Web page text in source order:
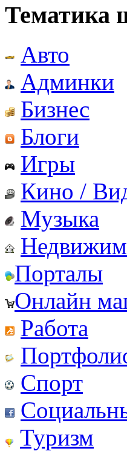
Тематика
Авто
Админки
Бизнес
Блоги
Игры
Кино /
Музыка
Порталы
Онлайн
Работа
Спорт
Туризм